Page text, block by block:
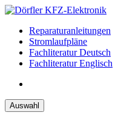
Zum
springenReparaturanleitungen
Stromlaufpläne
Fachliteratur Deutsch
Fachliteratur Englisch
Auswahl